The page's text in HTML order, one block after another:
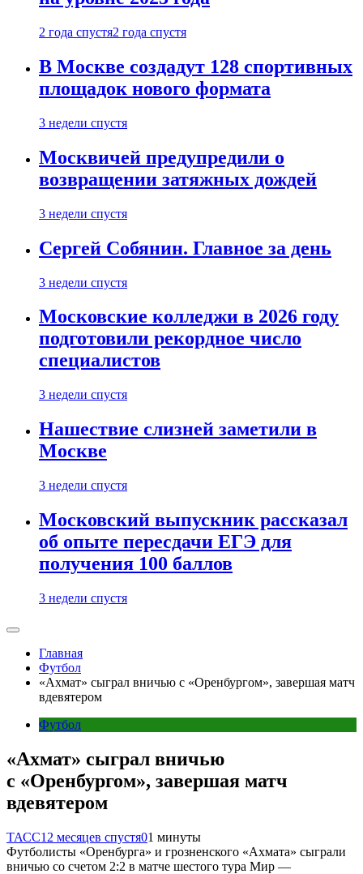
2 года спустя2 года спустя
В Москве создадут 128 спортивных
площадок нового формата
3 недели спустя
Москвичей предупредили о
возвращении затяжных дождей
3 недели спустя
Сергей Собянин. Главное за день
3 недели спустя
Московские колледжи в 2026 году
подготовили рекордное число
специалистов
3 недели спустя
Нашествие слизней заметили в
Москве
3 недели спустя
Московский выпускник рассказал
об опыте пересдачи ЕГЭ для
получения 100 баллов
3 недели спустя
Главная
Футбол
«Ахмат» сыграл вничью с «Оренбургом», завершая матч
вдевятером
Футбол
«Ахмат» сыграл вничью
с «Оренбургом», завершая матч
вдевятером
ТАСС12 месяцев спустя01 минуты
Футболисты «Оренбурга» и грозненского «Ахмата» сыграли
вничью со счетом 2:2 в матче шестого тура Мир —